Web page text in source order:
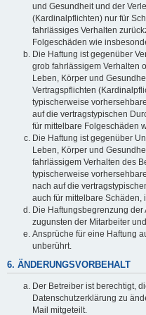
und Gesundheit und der
(Kardinalpflichten) nur für
fahrlässiges Verhalten
Folgeschäden wie
Die Haftung ist gegenüber
grob fahrlässigem Verhalten
Leben, Körper und
Vertragspflichten
typischerweise
auf die vertragstypischen
für mittelbare Folgeschäden
Die Haftung ist gegenüber
Leben, Körper und
fahrlässigem Verhalten des
typischerweise
nach auf die
auch für mittelbare Schäden,
Die Haftungsbegrenzung
zugunsten der Mitarbeiter
Ansprüche für eine Haftung
unberührt.
6. ÄNDERUNGSVORBEHALT
Der Betreiber ist berechtigt,
Datenschutzerklärung zu
Mail mitgeteilt.